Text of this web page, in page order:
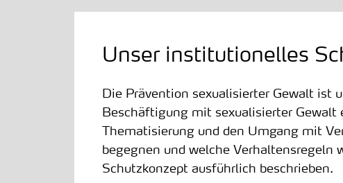
Unser institutionelles
Die Prävention sexualisierter Gewalt ist
Beschäftigung mit sexualisierter Gewalt
Thematisierung und den Umgang mit
begegnen und welche
Schutzkonzept ausführlich beschrieben.